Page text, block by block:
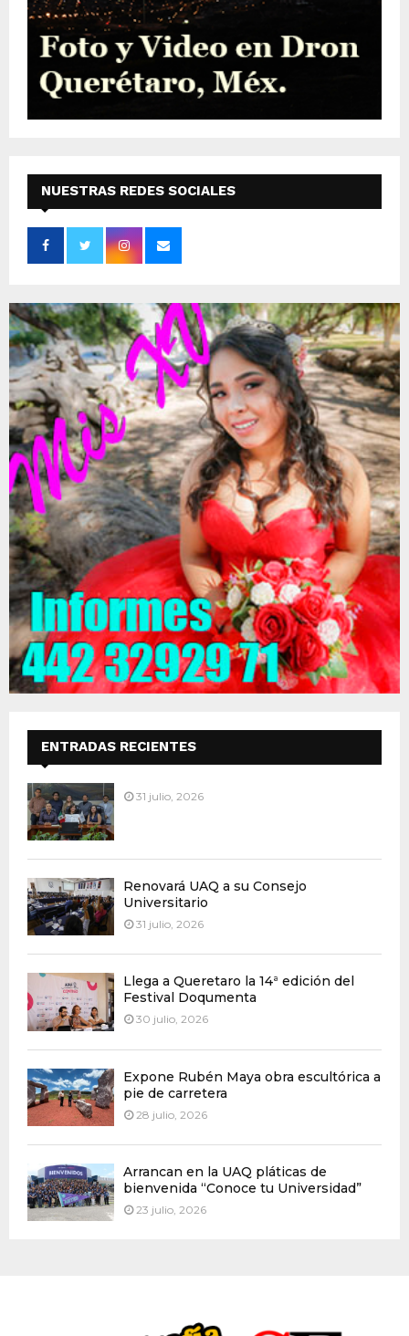
NUESTRAS REDES SOCIALES
ENTRADAS RECIENTES
31 julio, 2026
Renovará UAQ a su Consejo
Universitario
31 julio, 2026
Llega a Queretaro la 14ª edición del
Festival Doqumenta
30 julio, 2026
Expone Rubén Maya obra escultórica a
pie de carretera
28 julio, 2026
Arrancan en la UAQ pláticas de
bienvenida “Conoce tu Universidad”
23 julio, 2026